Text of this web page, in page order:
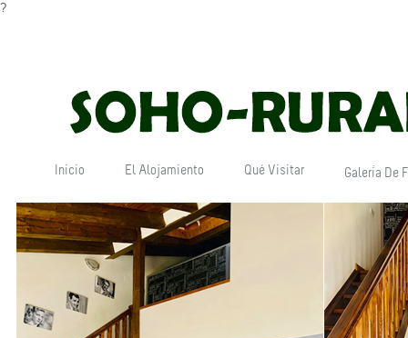
?
Inicio El Alojamiento Qué Visitar Galería De